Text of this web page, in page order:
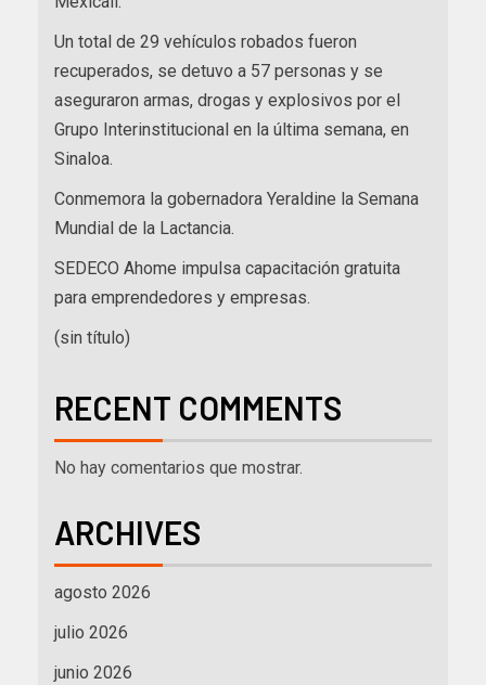
Un total de 29 vehículos robados fueron
recuperados, se detuvo a 57 personas y se
aseguraron armas, drogas y explosivos por el
Grupo Interinstitucional en la última semana, en
Sinaloa.
Conmemora la gobernadora Yeraldine la Semana
Mundial de la Lactancia.
SEDECO Ahome impulsa capacitación gratuita
para emprendedores y empresas.
(sin título)
RECENT COMMENTS
No hay comentarios que mostrar.
ARCHIVES
agosto 2026
julio 2026
junio 2026